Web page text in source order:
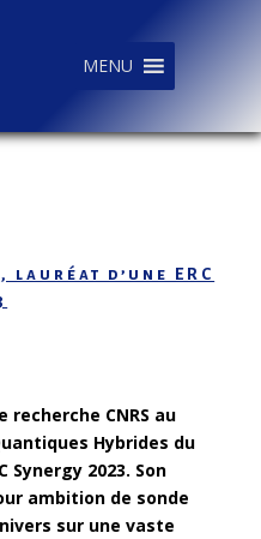
MENU
lauréat d’une ERC
CNRS au
Hybrides du
Synergy 2023. Son
ambition de sonde
sur une vaste